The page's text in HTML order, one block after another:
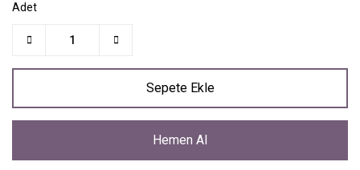
Adet
Sepete Ekle
Hemen Al